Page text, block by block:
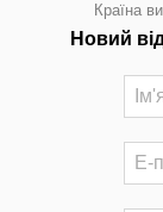
Країна
Новий